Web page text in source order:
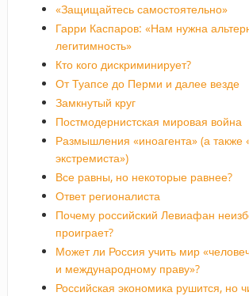
«Защищайтесь самостоятельно»
Гарри Каспаров: «Нам нужна
легитимность»
Кто кого дискриминирует?
От Туапсе до Перми и далее везде
Замкнутый круг
Постмодернистская мировая война
Размышления «иноагента» (а также
экстремиста»)
Все равны, но некоторые равнее?
Ответ регионалиста
Почему российский Левиафан
проиграет?
Может ли Россия учить мир
и международному праву»?
Российская экономика рушится, но